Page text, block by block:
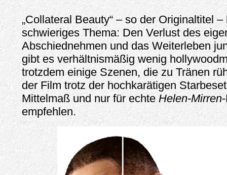
„Collateral Beauty“ – so der Originaltitel
schwieriges Thema: Den Verlust des
Abschiednehmen und das Weiterleben
gibt es verhältnismäßig wenig
trotzdem einige Szenen, die zu Tränen
der Film trotz der hochkarätigen
Mittelmaß und nur für echteHelen-Mirren
empfehlen.